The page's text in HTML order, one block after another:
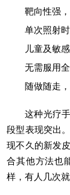
靶向性强
单次照射
儿童及敏
无需服用
随做随走
这种光疗
段型表现突出
现不久的新发
合其他方法也
样，有人几次